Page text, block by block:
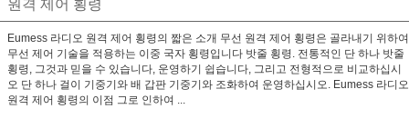
원격 제어 횡령
Eumess 라디오 원격 제어 횡령의 짧은 소개 무선 원격 제어 횡령은 골라내기 위하여
무선 제어 기술을 적용하는 이중 국자 횡령입니다 밧줄 횡령. 전통적인 단 하나 밧줄
횡령, 그것과 믿을 수 있습니다, 운영하기 쉽습니다, 그리고 전형적으로 비교하십시
오 단 하나 걸이 기중기와 배 갑판 기중기와 조화하여 운영하십시오. Eumess 라디오
원격 제어 횡령의 이점 그로 인하여 ...